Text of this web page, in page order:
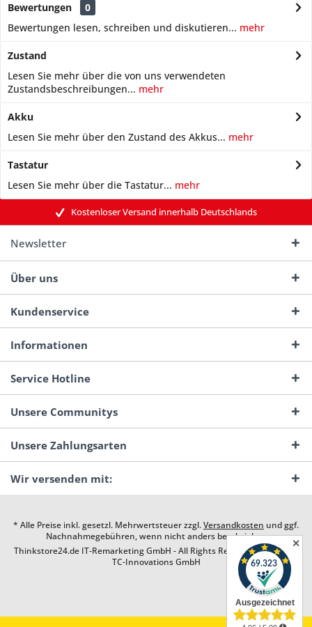
Bewertungen
0
Bewertungen lesen, schreiben und diskutieren... mehr
Zustand
Lesen Sie mehr über die von uns verwendeten
Zustandsbeschreibungen... mehr
Akku
Lesen Sie mehr über den Zustand des Akkus... mehr
Tastatur
Lesen Sie mehr über die Tastatur... mehr
Kostenloser Versand innerhalb Deutschlands
Newsletter
Über uns
Kundenservice
Informationen
Service Hotline
Unsere Communitys
Unsere Zahlungsarten
Wir versenden mit:
* Alle Preise inkl. gesetzl. Mehrwertsteuer zzgl.Versandkosten und ggf.
Nachnahmegebühren, wenn nicht anders beschrieben
Thinkstore24.de IT-Remarketing GmbH - All Rights Reserved. Design by
TC-Innovations GmbH
✕